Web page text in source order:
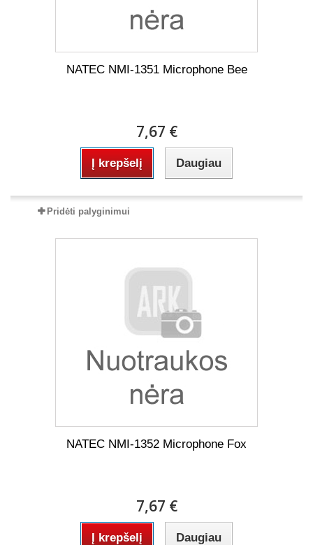
NATEC NMI-1351 Microphone Bee
7,67 €
Į krepšelį Daugiau
Pridėti palyginimui
NATEC NMI-1352 Microphone Fox
7,67 €
Į krepšelį Daugiau